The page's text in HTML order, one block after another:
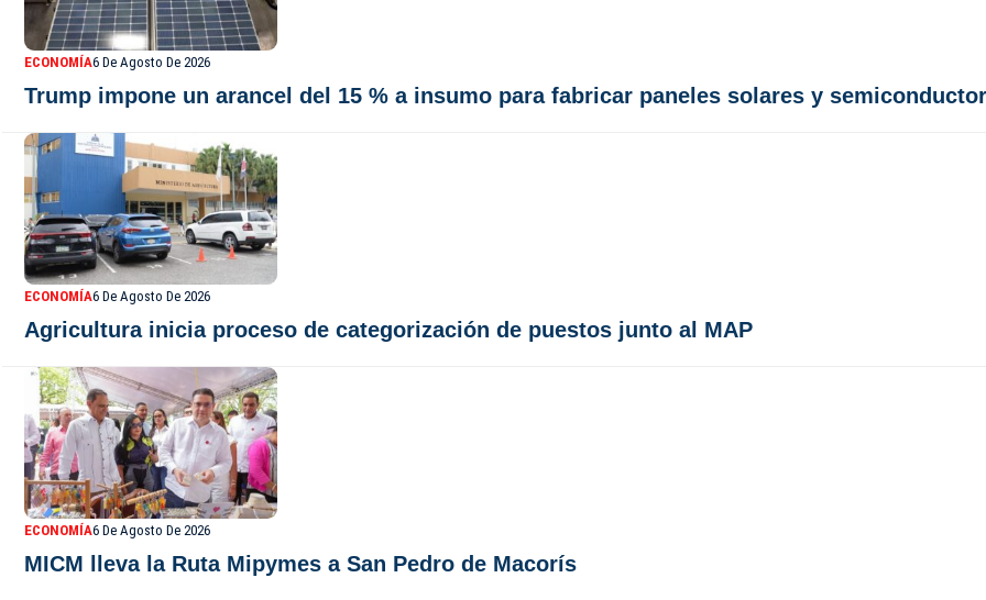
ECONOMÍA6 De Agosto De 2026
Trump impone un arancel del 15 % a insumo para fabricar paneles solares y
ECONOMÍA6 De Agosto De 2026
Agricultura inicia proceso de categorización de puestos junto al MAP
ECONOMÍA6 De Agosto De 2026
MICM lleva la Ruta Mipymes a San Pedro de Macorís